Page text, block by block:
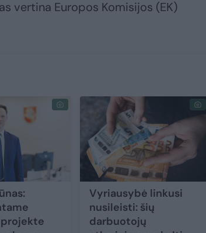
vertina Europos Komisijos (EK)
Vyriausybė linkusi
nusileisti: šių
darbuotojų